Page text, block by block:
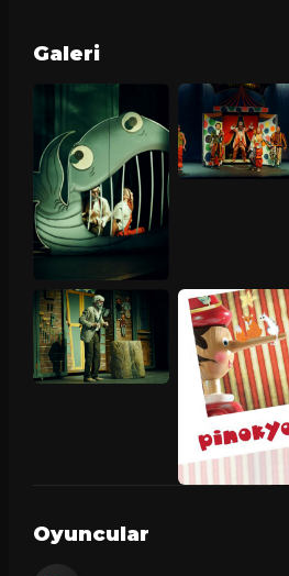
Galeri
Oyuncular